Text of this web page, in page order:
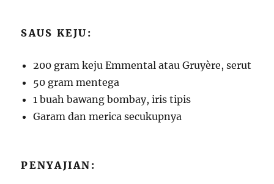
SAUS KEJU:
200 gram keju Emmental atau Gruyère, serut
50 gram mentega
1 buah bawang bombay, iris tipis
Garam dan merica secukupnya
PENYAJIAN: